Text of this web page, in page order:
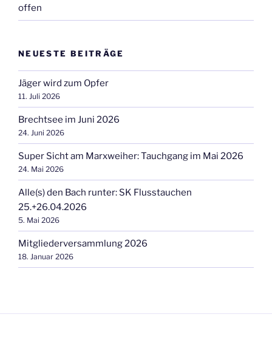
offen
NEUESTE BEITRÄGE
Jäger wird zum Opfer
11. Juli 2026
Brechtsee im Juni 2026
24. Juni 2026
Super Sicht am Marxweiher: Tauchgang im Mai 2026
24. Mai 2026
Alle(s) den Bach runter: SK Flusstauchen
25.+26.04.2026
5. Mai 2026
Mitgliederversammlung 2026
18. Januar 2026